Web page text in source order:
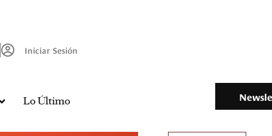
Iniciar Sesión
Lo Último